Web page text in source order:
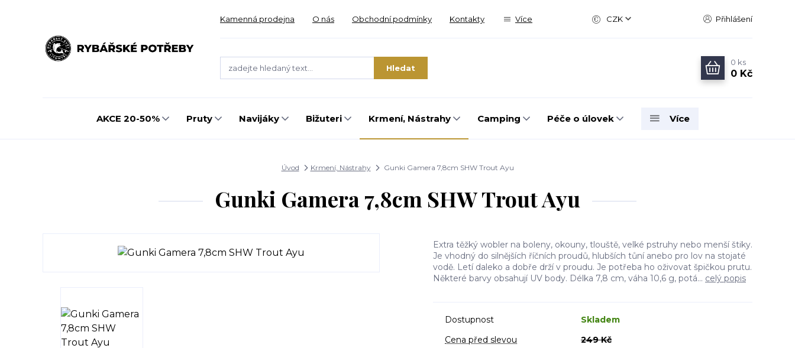
Kamenná prodejna O nás Obchodní podmínky Kontakty Více CZK Přihlášení
Hledat
0 ks
0 Kč
AKCE 20-50% Pruty Navijáky Bižuteri Krmení, Nástrahy Camping Péče o úlovek Více
Úvod Krmení, Nástrahy Gunki Gamera 7,8cm SHW Trout Ayu
Gunki Gamera 7,8cm SHW Trout Ayu
Extra těžký wobler na boleny, okouny, tlouště, velké pstruhy nebo menší štiky.
Je vhodný do silnějších říčních proudů, hlubších tůní anebo pro lov na stojaté
vodě. Letí daleko a dobře drží v proudu. Je potřeba ho oživovat špičkou prutu.
Některé barvy obsahují UV body. Délka 7,8 cm, váha 10,6 g, potá... celý popis
Dostupnost
Skladem
Cena před slevou
249 Kč